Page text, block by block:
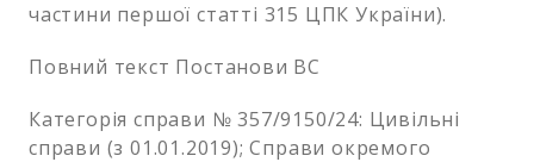
частини першої статті 315 ЦПК України).
Повний текст Постанови ВС
Категорія справи № 357/9150/24: Цивільні
справи (з 01.01.2019); Справи окремого